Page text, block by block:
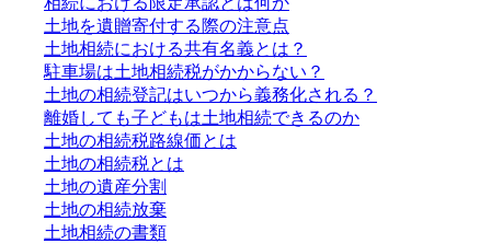
土地を遺贈寄付する際の注意点
土地相続における共有名義とは？
駐車場は土地相続税がかからない？
土地の相続登記はいつから義務化される？
離婚しても子どもは土地相続できるのか
土地の相続税路線価とは
土地の相続税とは
土地の遺産分割
土地の相続放棄
土地相続の書類